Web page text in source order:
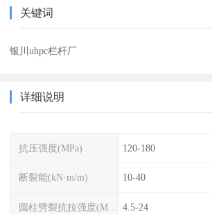
关键词
银川uhpc栏杆厂
详细说明
抗压强度(MPa) 120-180
断裂能(kN·m/m) 10-40
圆柱劈裂抗拉强度(MPa) 4.5-24